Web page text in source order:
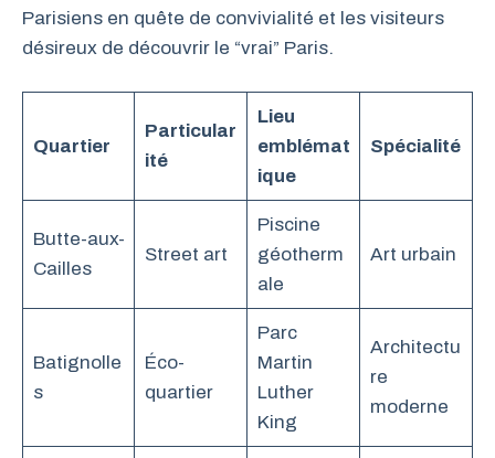
Parisiens en quête de convivialité et les visiteurs
désireux de découvrir le “vrai” Paris.
Quartier
Particular
ité
Lieu
emblémat
ique
Spécialité
Butte-aux-
Cailles
Street art
Piscine
géotherm
ale
Art urbain
Batignolle
s
Éco-
quartier
Parc
Martin
Luther
King
Architectu
re
moderne